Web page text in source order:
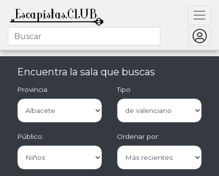
Encuentra la sala que buscas
Provincia Tipo
Público: Ordenar por: